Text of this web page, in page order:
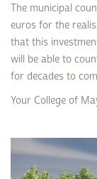
The municipal
euros for the
that this
will be able to
for decades to
Your College of